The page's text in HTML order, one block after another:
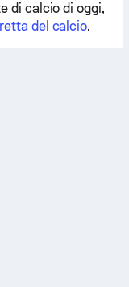
di calcio di oggi,
del calcio.